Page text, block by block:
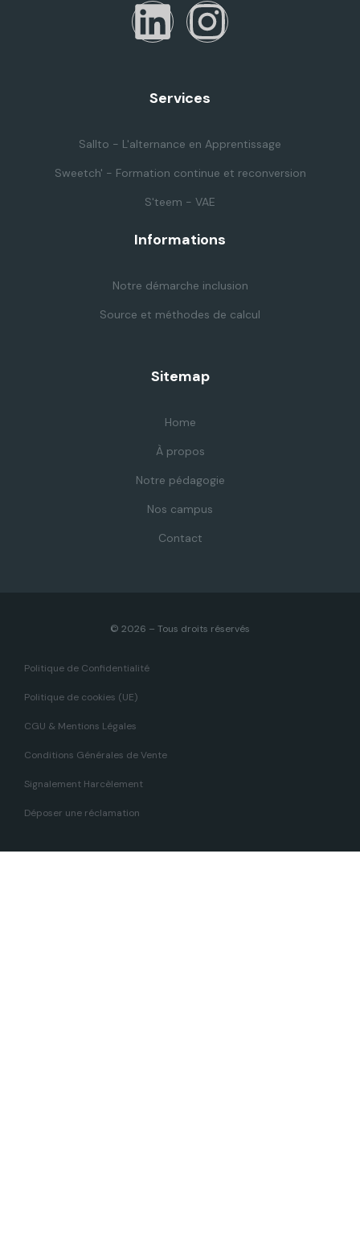
Services
Sallto - L'alternance en Apprentissage
Sweetch' - Formation continue et reconversion
S'teem - VAE
Informations
Notre démarche inclusion
Source et méthodes de calcul
Sitemap
Home
À propos
Notre pédagogie
Nos campus
Contact
© 2026 – Tous droits réservés
Politique de Confidentialité
Politique de cookies (UE)
CGU & Mentions Légales
Conditions Générales de Vente
Signalement Harcèlement
Déposer une réclamation